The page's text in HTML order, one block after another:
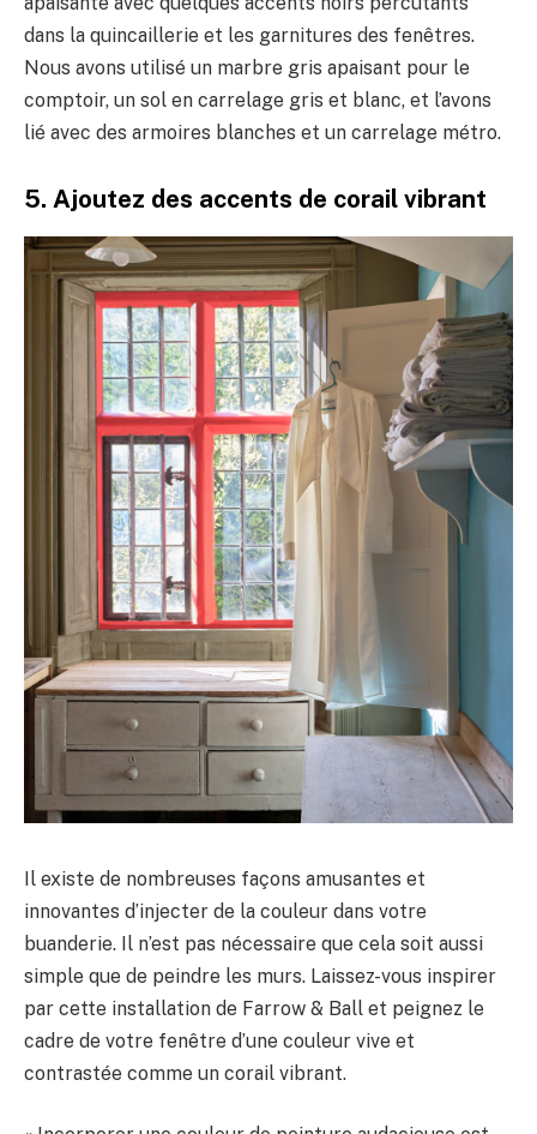
dans la quincaillerie et les garnitures des fenêtres.
Nous avons utilisé un marbre gris apaisant pour le
comptoir, un sol en carrelage gris et blanc, et l’avons
lié avec des armoires blanches et un carrelage métro.
5. Ajoutez des accents de corail vibrant
Il existe de nombreuses façons amusantes et
innovantes d’injecter de la couleur dans votre
buanderie. Il n’est pas nécessaire que cela soit aussi
simple que de peindre les murs. Laissez-vous inspirer
par cette installation de Farrow & Ball et peignez le
cadre de votre fenêtre d’une couleur vive et
contrastée comme un corail vibrant.